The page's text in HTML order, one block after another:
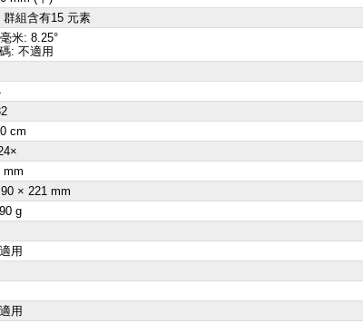
群組含有15 元素
米: 8.25°
: 不適用
cm
mm
× 221 mm
g
用
用